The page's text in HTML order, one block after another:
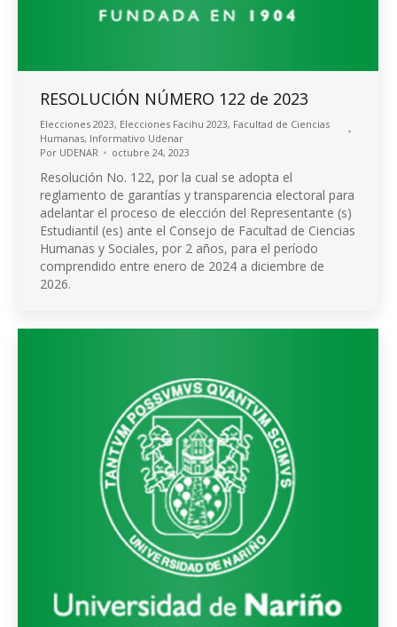
RESOLUCIÓN NÚMERO 122 de 2023
Elecciones 2023, Elecciones Facihu 2023, Facultad de Ciencias
Humanas, Informativo Udenar
Por UDENAR octubre 24, 2023
Resolución No. 122, por la cual se adopta el
reglamento de garantías y transparencia electoral para
adelantar el proceso de elección del Representante (s)
Estudiantil (es) ante el Consejo de Facultad de Ciencias
Humanas y Sociales, por 2 años, para el período
comprendido entre enero de 2024 a diciembre de
2026.